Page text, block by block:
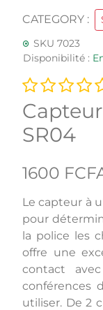
CATEGORY :
SKU 7023
Disponibilité :
SR04
1600
Le capteur à
pour
la police les
offre une
contact
conférences
utiliser. De 2